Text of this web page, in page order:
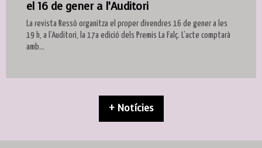
el 16 de gener a l’Auditori
La revista Ressò organitza el proper divendres 16 de gener a les
19 h, a l’Auditori, la 17a edició dels Premis La Falç. L’acte comptarà
amb...
+ Notícies